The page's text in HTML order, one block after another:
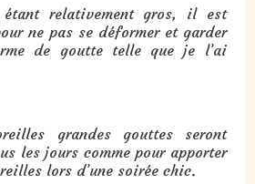
relativement gros, il est
ne pas se déformer et garder
de goutte telle que je l’ai
grandes gouttes seront
les jours comme pour apporter
lors d’une soirée chic.